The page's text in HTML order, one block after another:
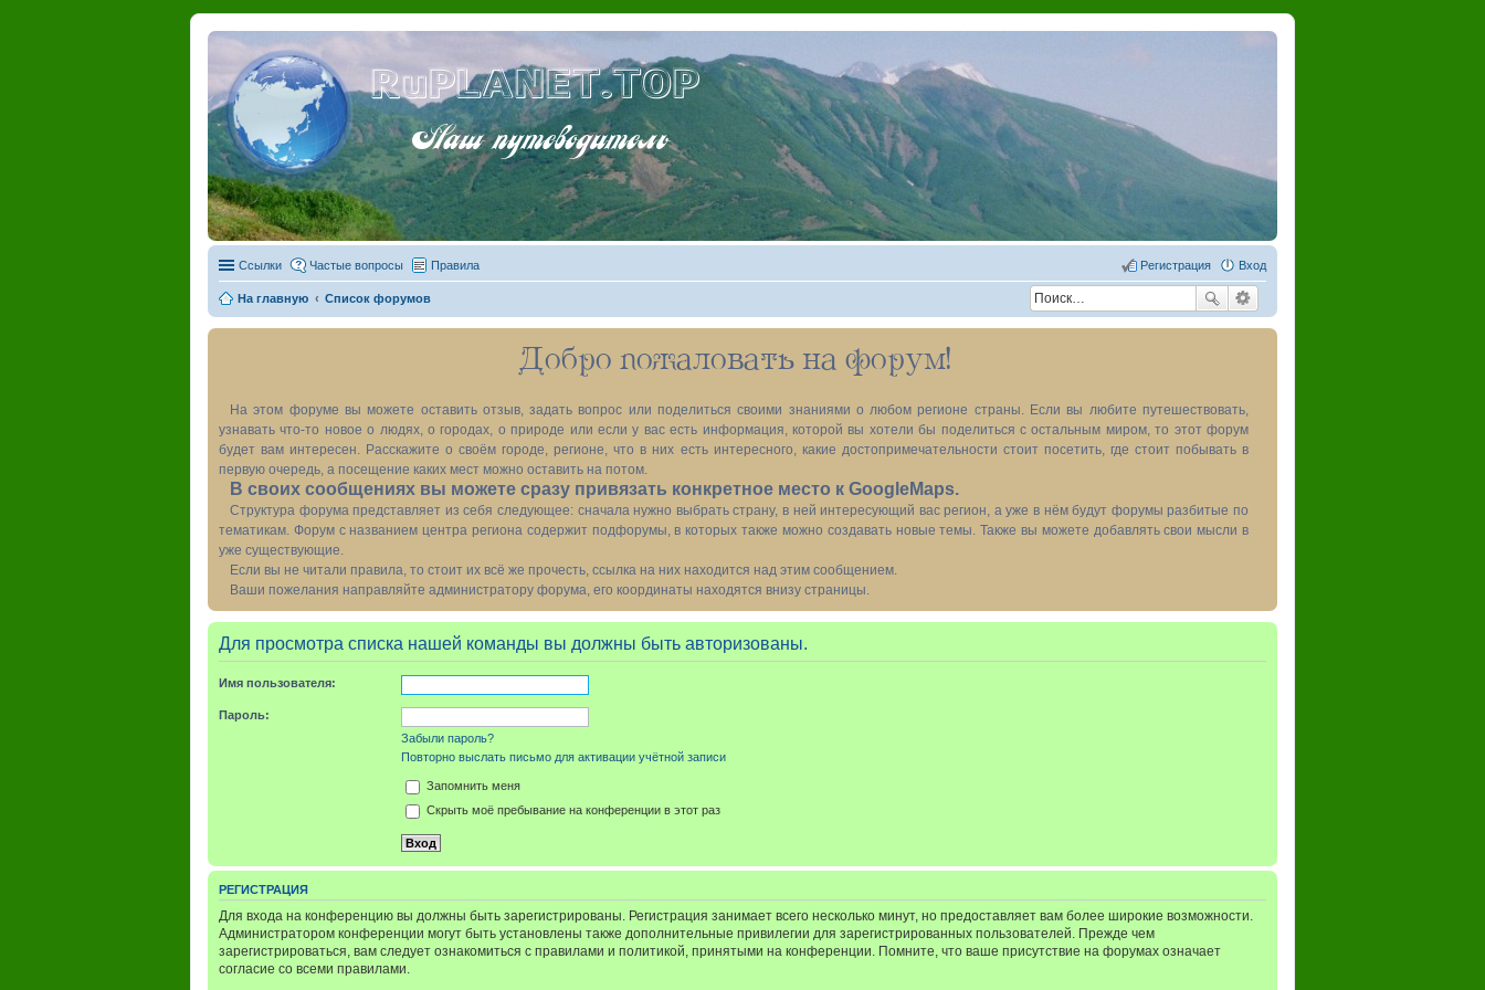
RuPLANET.TOP
Наш путеводитель
Ссылки Частые вопросы Правила Вход
Регистрация
На главную Список форумов
Добро пожаловать на форум!
На этом форуме вы можете оставить отзыв, задать вопрос или поделиться своими знаниями о любом регионе страны. Если вы любите путешествовать,
узнавать что-то новое о людях, о городах, о природе или если у вас есть информация, которой вы хотели бы поделиться с остальным миром, то этот форум
будет вам интересен. Расскажите о своём городе, регионе, что в них есть интересного, какие достопримечательности стоит посетить, где стоит побывать в
первую очередь, а посещение каких мест можно оставить на потом.
В своих сообщениях вы можете сразу привязать конкретное место к GoogleMaps.
Структура форума представляет из себя следующее: сначала нужно выбрать страну, в ней интересующий вас регион, а уже в нём будут форумы разбитые по
тематикам. Форум с названием центра региона содержит подфорумы, в которых также можно создавать новые темы. Также вы можете добавлять свои мысли в
уже существующие.
Если вы не читали правила, то стоит их всё же прочесть, ссылка на них находится над этим сообщением.
Ваши пожелания направляйте администратору форума, его координаты находятся внизу страницы.
Для просмотра списка нашей команды вы должны быть авторизованы.
Имя пользователя:
Пароль:
Забыли пароль?
Повторно выслать письмо для активации учётной записи
Запомнить меня
Скрыть моё пребывание на конференции в этот раз
РЕГИСТРАЦИЯ
Для входа на конференцию вы должны быть зарегистрированы. Регистрация занимает всего несколько минут, но предоставляет вам более широкие возможности.
Администратором конференции могут быть установлены также дополнительные привилегии для зарегистрированных пользователей. Прежде чем
зарегистрироваться, вам следует ознакомиться с правилами и политикой, принятыми на конференции. Помните, что ваше присутствие на форумах означает
согласие со всеми правилами.